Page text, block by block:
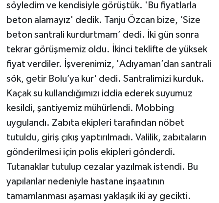
söyledim ve kendisiyle görüştük. 'Bu fiyatlarla
beton alamayız' dedik. Tanju Özcan bize, ‘Size
beton santrali kurdurtmam’ dedi. İki gün sonra
tekrar görüşmemiz oldu. İkinci teklifte de yüksek
fiyat verdiler. İşverenimiz, 'Adıyaman’dan santrali
sök, getir Bolu’ya kur' dedi. Santralimizi kurduk.
Kaçak su kullandığımızı iddia ederek suyumuz
kesildi, şantiyemiz mühürlendi. Mobbing
uygulandı. Zabıta ekipleri tarafından nöbet
tutuldu, giriş çıkış yaptırılmadı. Valilik, zabıtaların
gönderilmesi için polis ekipleri gönderdi.
Tutanaklar tutulup cezalar yazılmak istendi. Bu
yapılanlar nedeniyle hastane inşaatının
tamamlanması aşaması yaklaşık iki ay gecikti.